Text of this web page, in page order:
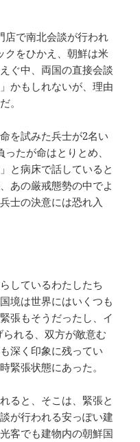
店で南北会談が行われ
クをひかえ、朝鮮は米
ぐ中、両国の直接会談
かもしれないが、理由
。
を試みた兵士が2名い
たが命はとりとめ、
と病床で話していると
あの厳戒態勢の中でよ
士の決意には恐れ入
しているわたしたち
境は世界にはいくつも
張もそうだったし、イ
れる、双方が敵意む
深く印象に残ってい
緊張状態にあった。
ると、そこは、緊張と
が行われる安っぽい建
客でも建物内の朝鮮国